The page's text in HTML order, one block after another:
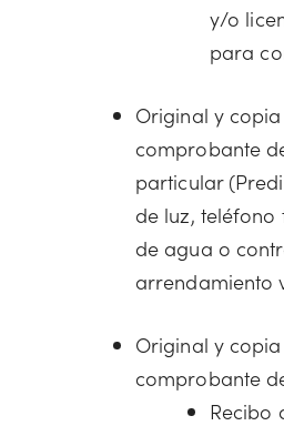
y/o
para
Original y
comprobante
particular
de luz, teléfono
de agua o
arrendamiento
Original y
comprobante
Recibo